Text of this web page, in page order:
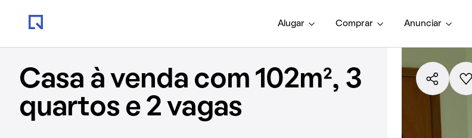
Alugar Comprar Anunciar
Casa à venda com 102m², 3
quartos e 2 vagas